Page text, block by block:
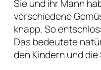
Sie und ihr Mann
verschiedene
knapp. So
Das bedeutete
den Kindern und